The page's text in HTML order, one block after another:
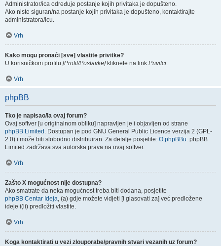
Administrator/ica određuje postanje kojih privitaka je dopušteno.
Ako niste siguran/na postanje kojih privitaka je dopušteno, kontaktirajte
administratora/icu.
Vrh
Kako mogu pronaći [sve] vlastite privitke?
U korisničkom profilu [Profil/Postavke]kliknete na link Privitci.
Vrh
phpBB
Tko je napisao/la ovaj forum?
Ovaj softver [u originalnom obliku] napravljen je i objavljen od strane
phpBB Limited . Dostupan je pod GNU General Public Licence verzija 2 (GPL-
2.0) i može biti slobodno distribuiran. Za detalje posjetite: O phpBBu. phpBB
Limited zadržava sva autorska prava na ovaj softver.
Vrh
Zašto X mogućnost nije dostupna?
Ako smatrate da neka mogućnost treba biti dodana, posjetite
phpBB Centar Ideja, (a) gdje možete vidjeti [i glasovati za] već predložene
ideje i(li) predložiti vlastite.
Vrh
Koga kontaktirati u vezi zlouporabe/pravnih stvari vezanih uz forum?